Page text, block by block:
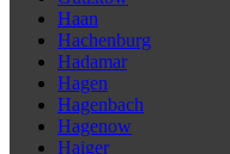
Haan
Hachenburg
Hadamar
Hagen
Hagenbach
Hagenow
Haiger